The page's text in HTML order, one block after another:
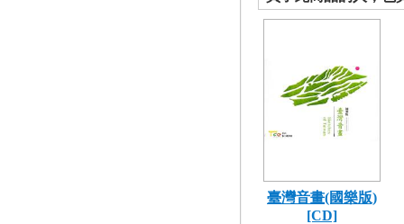
臺灣音畫(國樂版)
[CD]